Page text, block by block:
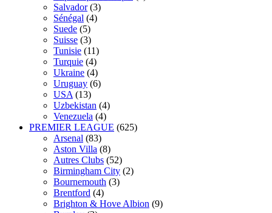
Salvador (3)
Sénégal (4)
Suede (5)
Suisse (3)
Tunisie (11)
Turquie (4)
Ukraine (4)
Uruguay (6)
USA (13)
Uzbekistan (4)
Venezuela (4)
PREMIER LEAGUE (625)
Arsenal (83)
Aston Villa (8)
Autres Clubs (52)
Birmingham City (2)
Bournemouth (3)
Brentford (4)
Brighton & Hove Albion (9)